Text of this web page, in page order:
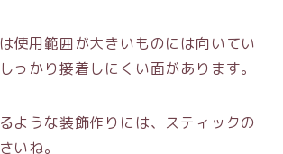
使用範囲が大きいものには向いてい
っかり接着しにくい面があります。
ような装飾作りには、スティックの
いね。